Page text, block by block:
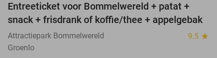
23%
Entreeticket voor Bommelwereld + patat +
snack + frisdrank of koffie/thee + appelgebak
Attractiepark Bommelwereld 9.5 star
Groenlo